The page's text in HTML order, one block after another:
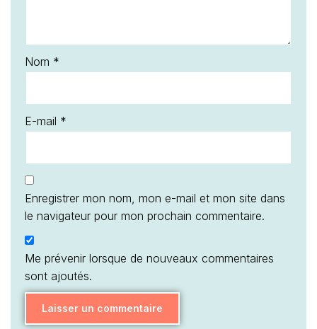
Nom *
E-mail *
Enregistrer mon nom, mon e-mail et mon site dans
le navigateur pour mon prochain commentaire.
Me prévenir lorsque de nouveaux commentaires
sont ajoutés.